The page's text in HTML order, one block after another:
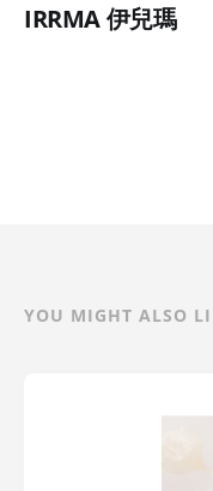
IRRMA 伊兒瑪
YOU MIGHT ALSO